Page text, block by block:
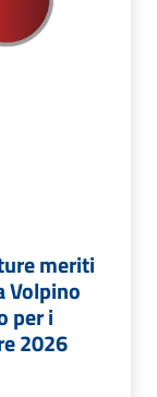
meriti
Volpino
per i
2026